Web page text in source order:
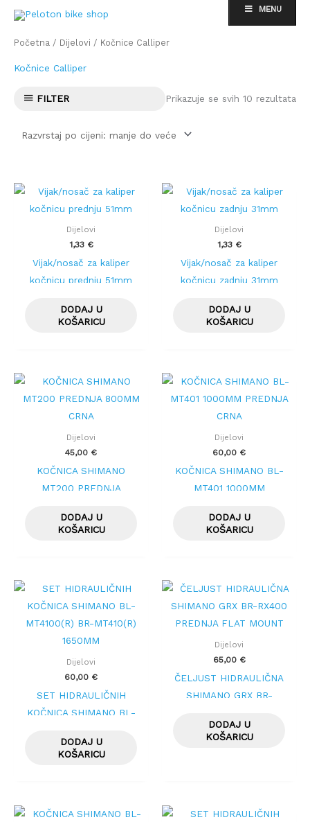
Skip
content
MENU
Početna / Dijelovi / Kočnice Calliper
Kočnice Calliper
FILTER Prikazuje se svih 10 rezultata
Dijelovi
1,33 €
Vijak/nosač za kaliper
kočnicu prednju 51mm
DODAJ U
KOŠARICU
Dijelovi
1,33 €
Vijak/nosač za kaliper
kočnicu zadnju 31mm
DODAJ U
KOŠARICU
Dijelovi
45,00 €
KOČNICA SHIMANO
MT200 PREDNJA
DODAJ U
KOŠARICU
Dijelovi
60,00 €
KOČNICA SHIMANO BL-
MT401 1000MM
DODAJ U
KOŠARICU
Dijelovi
60,00 €
SET HIDRAULIČNIH
KOČNICA SHIMANO BL-
1650MM
DODAJ U
KOŠARICU
Dijelovi
65,00 €
ČELJUST HIDRAULIČNA
SHIMANO GRX BR-
MOUNT
DODAJ U
KOŠARICU